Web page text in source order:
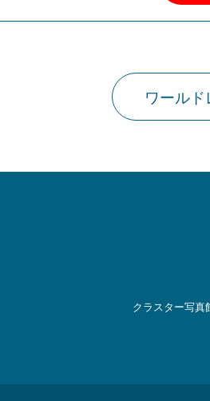
ワール
クラスター写真